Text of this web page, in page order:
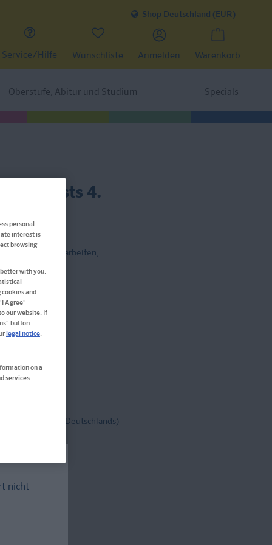
Shop Deutschland (EUR)
Service/Hilfe Wunschliste Anmelden Warenkorb
Oberstufe, Abitur und Studium Specials
Tests 4.
Proben, Probearbeiten,
(innerh. Deutschlands)
nicht
personal
interest is
browsing
better with you.
and
Agree"
our website. If
button.
legal notice.
on a
services